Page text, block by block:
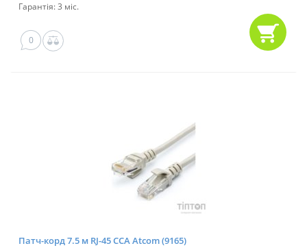
Гарантія: 3 міс.
0
Патч-корд 7.5 м RJ-45 CCA Atcom (9165)